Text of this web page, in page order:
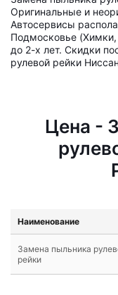
Оригинальные и
Автосервисы
Подмосковье (Химки,
до 2-х лет. Скидки
рулевой рейки
Цена -
Наименование
Замена пыльника
рейки